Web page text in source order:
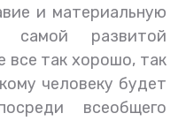
и материальную
самой развитой
все так хорошо, так
человеку будет
всеобщего